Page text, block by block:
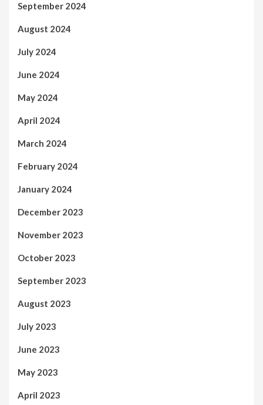
September 2024
August 2024
July 2024
June 2024
May 2024
April 2024
March 2024
February 2024
January 2024
December 2023
November 2023
October 2023
September 2023
August 2023
July 2023
June 2023
May 2023
April 2023